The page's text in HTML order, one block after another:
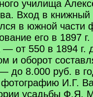
училища
Вход в книжный
в южной части
его в 1897
от 550 в 1894 г.
и оборот
до 8.000 руб. в
И.Г.
усадьбы Ф.Я.